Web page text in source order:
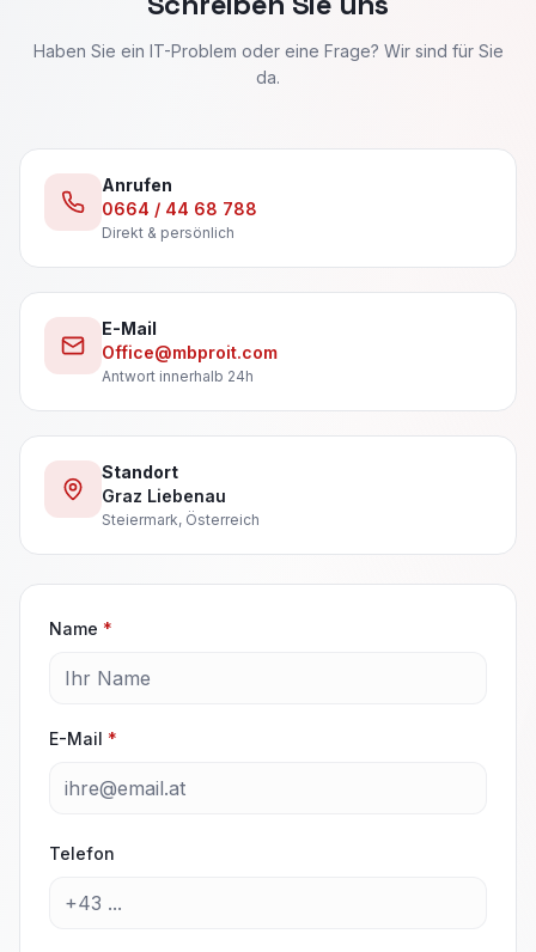
Haben Sie ein IT-Problem oder eine Frage? Wir sind für Sie
da.
Anrufen
0664 / 44 68 788
Direkt & persönlich
E-Mail
Office@mbproit.com
Antwort innerhalb 24h
Standort
Graz Liebenau
Steiermark, Österreich
Name *
E-Mail *
Telefon